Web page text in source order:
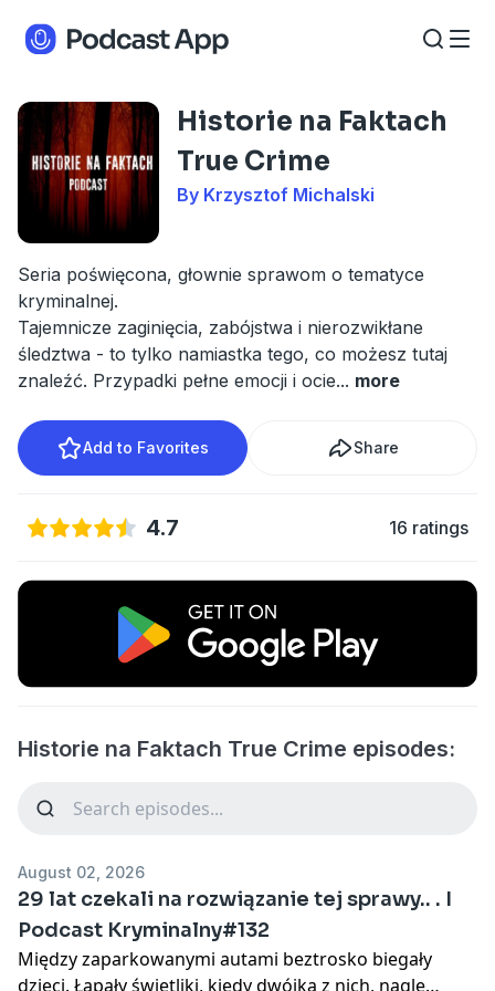
Historie na Faktach
True Crime
By Krzysztof Michalski
Seria poświęcona, głownie sprawom o tematyce
kryminalnej.
Tajemnicze zaginięcia, zabójstwa i nierozwikłane
śledztwa - to tylko namiastka tego, co możesz tutaj
znaleźć. Przypadki pełne emocji i ocie... more
Add to Favorites Share
4.7 16 ratings
Historie na Faktach True Crime episodes:
August 02, 2026
29 lat czekali na rozwiązanie tej sprawy.. . I
Podcast Kryminalny#132
Między zaparkowanymi autami beztrosko biegały
dzieci. Łapały świetliki, kiedy dwójka z nich, nagle